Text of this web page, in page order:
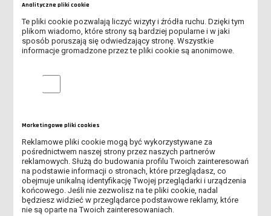
WYSPY KANARYJSKIE PRAKTYKA
WIZYTA W LESZNIE - SPLIT
POBYT STUDENTÓW ZAGRANICZNYCH W LESZNIE
POŻEGNANIE STUDENTÓW Z KAZACHSTANU
ROBOCZE SPOTKANIE DELEGACJI Z HUMANIA - UKRAINA
Analityczne pliki cookie
Te pliki cookie pozwalają liczyć wizyty i źródła ruchu. Dzięki tym
plikom wiadomo, które strony są bardziej popularne i w jaki
sposób poruszają się odwiedzający stronę. Wszystkie
informacje gromadzone przez te pliki cookie są anonimowe.
Analityczne pliki cookie
Marketingowe pliki cookies
Reklamowe pliki cookie mogą być wykorzystywane za
pośrednictwem naszej strony przez naszych partnerów
reklamowych. Służą do budowania profilu Twoich zainteresowań
na podstawie informacji o stronach, które przeglądasz, co
obejmuje unikalną identyfikację Twojej przeglądarki i urządzenia
końcowego. Jeśli nie zezwolisz na te pliki cookie, nadal
będziesz widzieć w przeglądarce podstawowe reklamy, które
nie są oparte na Twoich zainteresowaniach.